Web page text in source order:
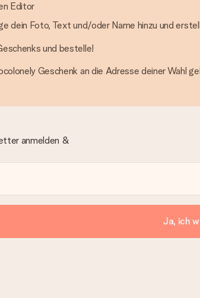
Editor
dein Foto, Text und/oder Name hinzu und
und bestelle!
Geschenk an die Adresse deiner Wahl
anmelden &
Ja, ich